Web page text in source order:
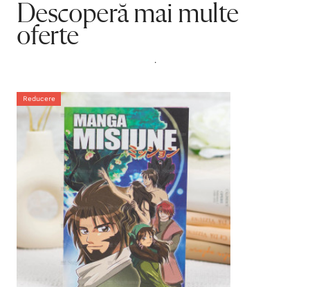
Descoperă mai multe
oferte
.
Reducere